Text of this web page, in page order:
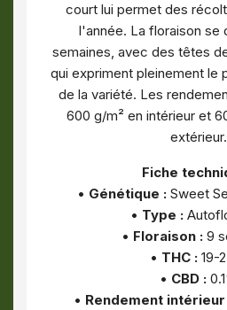
court lui permet des
l'année. La floraison se
semaines, avec des têtes
qui expriment pleinement le
de la variété. Les
600 g/m² en intérieur et
extérieur.
Fiche
• Génétique : Sweet
• Type :
• Floraison :9
• THC : 19-
• CBD :
• Rendement intérieur